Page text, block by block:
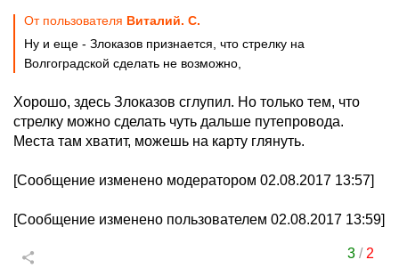
От пользователя Виталий. С.
Ну и еще - Злоказов признается, что стрелку на
Волгоградской сделать не возможно,
Хорошо, здесь Злоказов сглупил. Но только тем, что
стрелку можно сделать чуть дальше путепровода.
Места там хватит, можешь на карту глянуть.
[Сообщение изменено модератором 02.08.2017 13:57]
[Сообщение изменено пользователем 02.08.2017 13:59]
3/ 2